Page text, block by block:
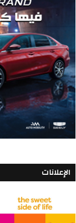
الإعلانات